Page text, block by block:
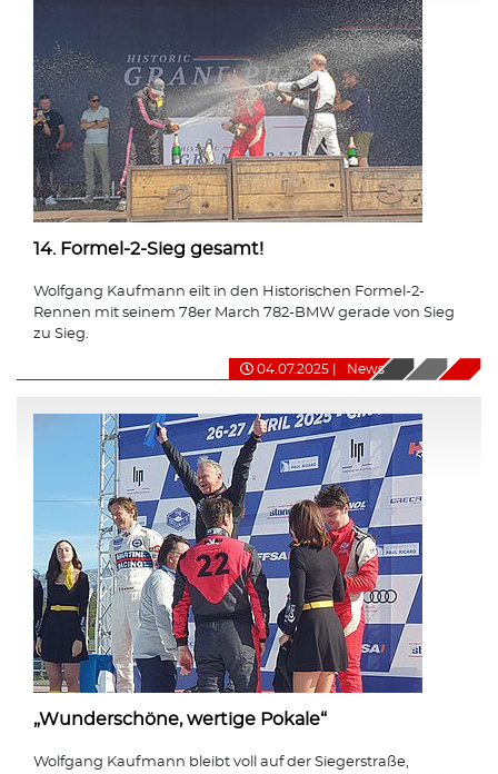
14. Formel-2-Sieg gesamt!
Wolfgang Kaufmann eilt in den Historischen Formel-2-
Rennen mit seinem 78er March 782-BMW gerade von Sieg
zu Sieg.
04.07.2025 News
„Wunderschöne, wertige Pokale“
Wolfgang Kaufmann bleibt voll auf der Siegerstraße,